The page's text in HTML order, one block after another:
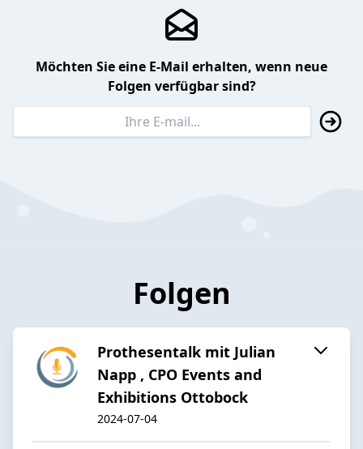
Möchten Sie eine E-Mail erhalten, wenn neue
Folgen verfügbar sind?
Folgen
Prothesentalk mit Julian
Napp , CPO Events and
Exhibitions Ottobock
2024-07-04